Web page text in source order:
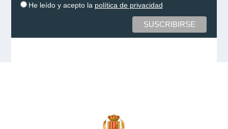
He leído y acepto la política de privacidad